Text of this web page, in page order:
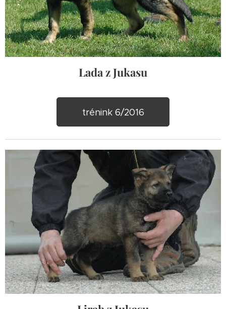
Lada z Jukasu
trénink 6/2016